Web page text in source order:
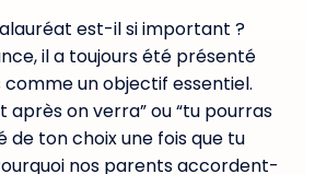
est-il si important ?
il a toujours été présenté
un objectif essentiel.
après on verra” ou “tu pourras
de ton choix une fois que tu
nos parents accordent-